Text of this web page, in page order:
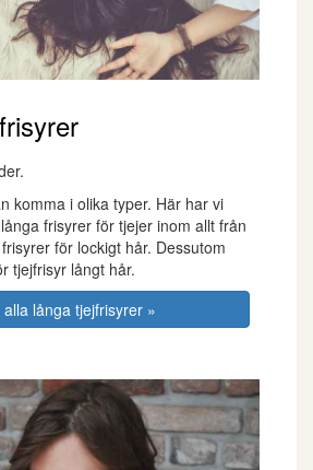
komma i olika typer. Här har vi
frisyrer för tjejer inom allt från
för lockigt hår. Dessutom
tjejfrisyr långt hår.
alla långa tjejfrisyrer »